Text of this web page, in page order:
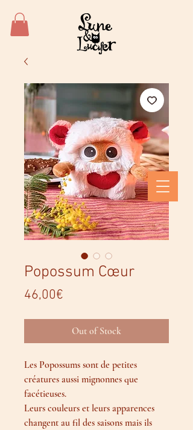
Popossum Cœur
46,00€
Out of Stock
Les Popossums sont de petites
créatures aussi mignonnes que
facétieuses.
Leurs couleurs et leurs apparences
changent au fil des saisons mais ils